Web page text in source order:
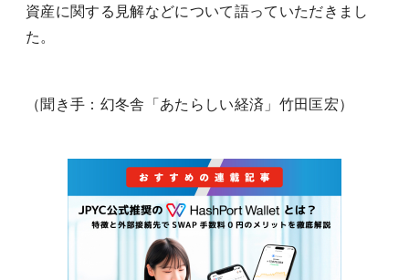
資産に関する見解などについて語っていただきまし
た。
（聞き手：幻冬舎「あたらしい経済」竹田匡宏）